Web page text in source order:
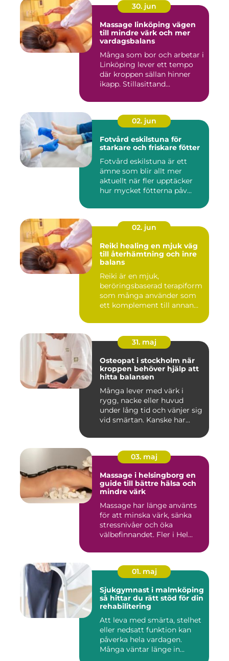
30. jun
Massage linköping vägen
till mindre värk och mer
vardagsbalans
Många som bor och arbetar i
Linköping lever ett tempo
där kroppen sällan hinner
ikapp. Stillasittand...
02. jun
Fotvård eskilstuna för
starkare och friskare fötter
Fotvård eskilstuna är ett
ämne som blir allt mer
aktuellt när fler upptäcker
hur mycket fötterna påv...
02. jun
Reiki healing en mjuk väg
till återhämtning och inre
balans
Reiki är en mjuk,
beröringsbaserad terapiform
som många använder som
ett komplement till annan
31. maj
Osteopat i stockholm när
kroppen behöver hjälp att
hitta balansen
Många lever med värk i
rygg, nacke eller huvud
under lång tid och vänjer sig
vid smärtan. Kanske har...
03. maj
Massage i helsingborg en
guide till bättre hälsa och
mindre värk
Massage har länge använts
för att minska värk, sänka
stressnivåer och öka
välbefinnandet. Fler i Hel...
01. maj
Sjukgymnast i malmköping
så hittar du rätt stöd för din
rehabilitering
Att leva med smärta, stelhet
eller nedsatt funktion kan
påverka hela vardagen.
Många väntar länge in...